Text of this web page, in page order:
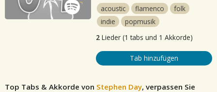
acoustic
flamenco
folk
indie
popmusik
2 Lieder (1 tabs und 1 Akkorde)
Tab hinzufügen
Top Tabs & Akkorde von Stephen Day, verpassen Sie